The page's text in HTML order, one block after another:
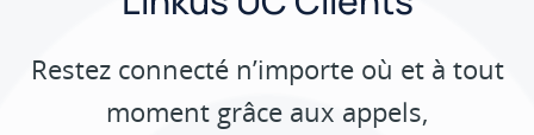
Restez connecté n’importe où et à tout
moment grâce aux appels,